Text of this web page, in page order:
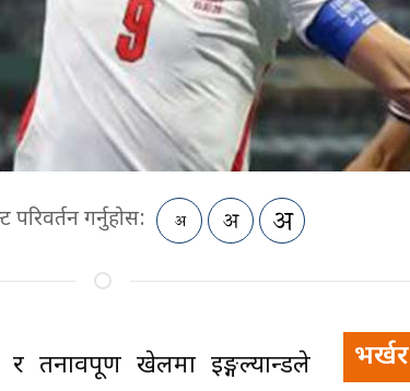
परिवर्तन गर्नुहोस:
तनावपूर्ण खेलमा इङ्गल्यान्डले
भर्खर